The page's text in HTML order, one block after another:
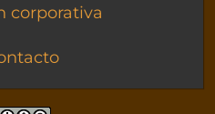
corporativa